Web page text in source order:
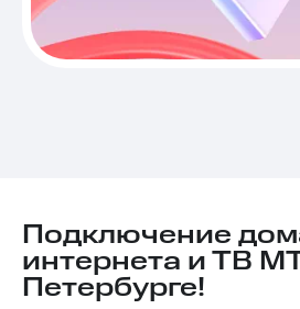
Подключение
интернета и ТВ
Петербурге!